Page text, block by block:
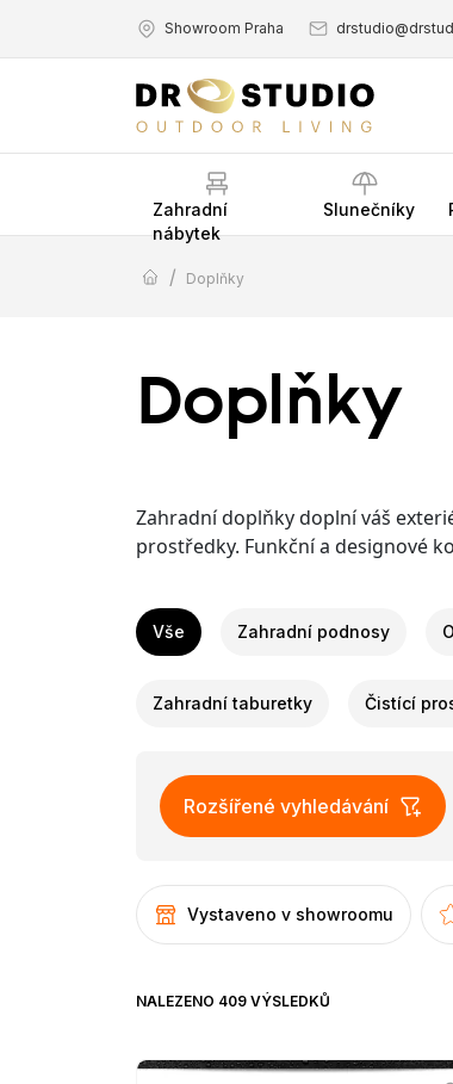
Showroom Praha
Zahradní
nábytek
Slunečníky
/ Doplňky
Doplňky
Zahradní doplňky doplní váš
prostředky. Funkční a designové
Vše Zahradní podnosy
Zahradní taburetky Čistící
Rozšířené vyhledávání
Vystaveno v showroomu
NALEZENO 409 VÝSLEDKŮ